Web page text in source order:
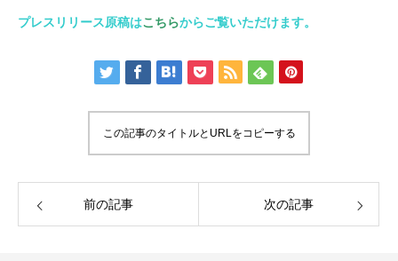
プレスリリース原稿はこちらからご覧いただけます。
この記事のタイトルとURLをコピーする
前の記事 次の記事